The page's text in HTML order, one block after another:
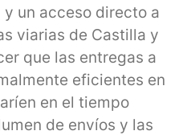
un acceso directo a
viarias de Castilla y
que las entregas a
eficientes en
en el tiempo
de envíos y las